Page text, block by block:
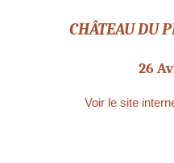
CHÂTEAU DU
26
Voir le site